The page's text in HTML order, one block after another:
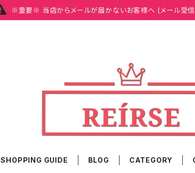
※重要※ 当店からメールが届かないお客様へ (メール受信
SHOPPING GUIDE BLOG CATEGORY